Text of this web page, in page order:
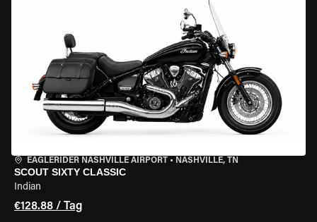
EAGLERIDER NASHVILLE AIRPORT • NASHVILLE, TN
SCOUT SIXTY CLASSIC
Indian
€128.88 / Tag